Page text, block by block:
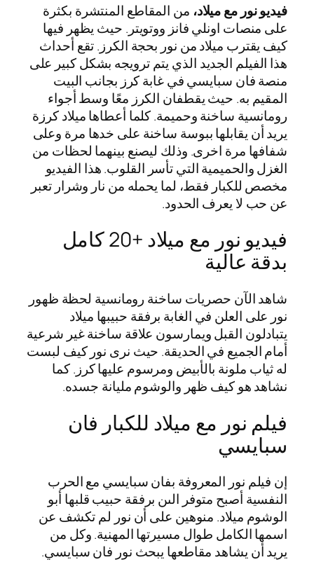
فيديو نور مع ميلاد، من المقاطع المنتشرة بكثرة
على منصات اونلي فانز ووتويتر. حيث يظهر فيها
كيف يقترب ميلاد من نور بحجة الكرز. تقع أحداث
هذا الفيلم الجديد الذي يتم ترويجه بشكل كبير على
منصة فان سبايسي في غابة كرز بجانب البيت
المقيم به. حيث يقطفان الكرز معًا وسط أجواء
رومانسية ساخنة وحميمة. كلما أعطاها ميلاد كرزة
يريد أن يقابلها ببوسة ساخنة على خدها مرة وعلى
شفافها مرة اخرى. وذلك ليصنع بينهما لحظات من
الغزل والحميمية التي تأسر القلوب. هذا الفيديو
مخصص للكبار فقط، لما يحمله من نار وشرار تعبر
عن حب لا يعرف الحدود.
فيديو نور مع ميلاد +20 كامل
بدقة عالية
شاهد الآن حصريات ساخنة رومانسية لحظة ظهور
نور على العلن في الغابة برفقة حبيبها ميلاد
يتبادلون القبل ويمارسون علاقة ساخنة غير شرعية
أمام الجميع في الحديقة. حيث نرى نور كيف لبست
له ثياب ملونة بالأبيض ومرسوم عليها كرز. كما
نشاهد هو كيف ظهر والوشوم مليانة جسده.
فيلم نور مع ميلاد للكبار فان
سبايسي
إن فيلم نور المعروفة بفان سبايسي مع الحرب
النفسية أصبح متوفر الىن برفقة حبيب قلبها أبو
الوشوم ميلاد. منوهين على أن نور لم تكشف عن
اسمها الكامل طوال مسيرتها المهنية. وكل من
يريد أن يشاهد مقاطعها يبحث نور فان سبايسي.